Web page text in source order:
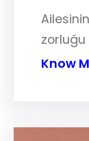
zorluğu
Know